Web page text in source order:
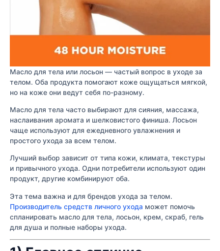
Масло для тела или лосьон — частый вопрос в уходе за
телом. Оба продукта помогают коже ощущаться мягкой,
но на коже они ведут себя по-разному.
Масло для тела часто выбирают для сияния, массажа,
наслаивания аромата и шелковистого финиша. Лосьон
чаще используют для ежедневного увлажнения и
простого ухода за всем телом.
Лучший выбор зависит от типа кожи, климата, текстуры
и привычного ухода. Одни потребители используют один
продукт, другие комбинируют оба.
Эта тема важна и для брендов ухода за телом.
Производитель средств личного ухода может помочь
спланировать масло для тела, лосьон, крем, скраб, гель
для душа и полные наборы ухода.